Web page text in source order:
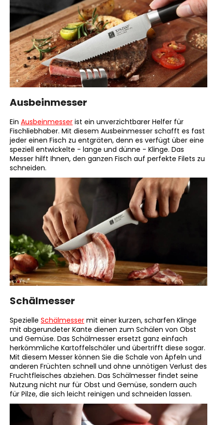
Ausbeinmesser
Ein Ausbeinmesser ist ein unverzichtbarer Helfer für
Fischliebhaber. Mit diesem Ausbeinmesser schafft es fast
jeder einen Fisch zu entgräten, denn es verfügt über eine
speziell entwickelte - lange und dünne - Klinge. Das
Messer hilft Ihnen, den ganzen Fisch auf perfekte Filets zu
schneiden.
Schälmesser
Spezielle Schälmesser mit einer kurzen, scharfen Klinge
mit abgerundeter Kante dienen zum Schälen von Obst
und Gemüse. Das Schälmesser ersetzt ganz einfach
herkömmliche Kartoffelschäler und übertrifft diese sogar.
Mit diesem Messer können Sie die Schale von Äpfeln und
anderen Früchten schnell und ohne unnötigen Verlust des
Fruchtfleisches abziehen. Das Schälmesser findet seine
Nutzung nicht nur für Obst und Gemüse, sondern auch
für Pilze, die sich leicht reinigen und schneiden lassen.